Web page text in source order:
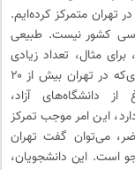
تهران متمرکز کرده‌ایم.
کشور نیست. طبیعی
مثال، تعداد زیادی
دانشگاه ایجاد می‌شود، به‌طوری‌که در تهران بیش از ۲۰
دانشگاه‌های آزاد،
این امر موجب تمرکز
می‌توان گفت تهران
است. این دانشجویان،